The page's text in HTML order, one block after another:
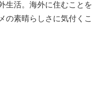
生活。海外に住むことを
の素晴らしさに気付くこ